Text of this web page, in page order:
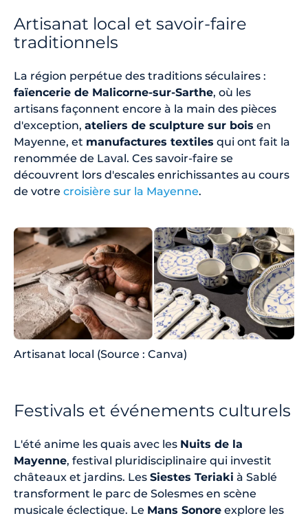
Artisanat local et savoir-faire
traditionnels
La région perpétue des traditions séculaires :
faïencerie de Malicorne-sur-Sarthe, où les
artisans façonnent encore à la main des pièces
d'exception, ateliers de sculpture sur bois en
Mayenne, et manufactures textiles qui ont fait la
renommée de Laval. Ces savoir-faire se
découvrent lors d'escales enrichissantes au cours
de votre croisière sur la Mayenne.
Artisanat local (Source : Canva)
Festivals et événements culturels
L'été anime les quais avec les Nuits de la
Mayenne, festival pluridisciplinaire qui investit
châteaux et jardins. Les Siestes Teriaki à Sablé
transforment le parc de Solesmes en scène
musicale éclectique. Le Mans Sonore explore les